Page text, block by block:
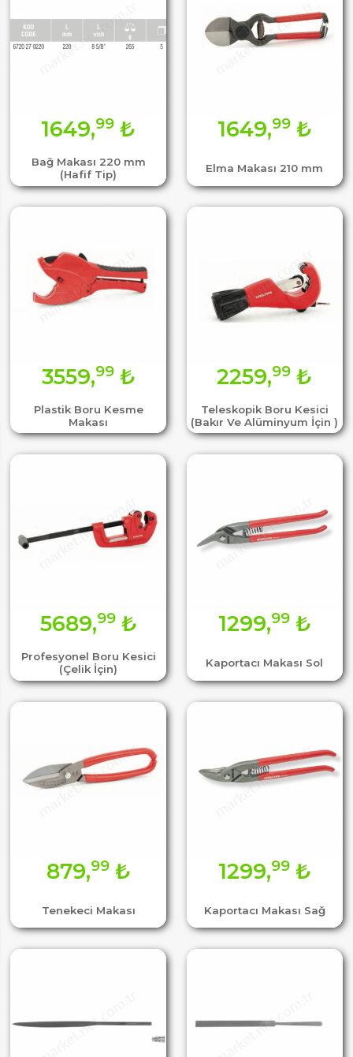
Bağ Makası 220 mm
(Hafif Tip)
1649,99 ₺
Elma Makası 210 mm
1649,99₺
Plastik Boru Kesme
Makası
3559,99₺
Teleskopik Boru Kesici
(Bakır Ve Alüminyum İçin )
2259,99 ₺
Profesyonel Boru Kesici
(Çelik İçin)
5689,99₺
Kaportacı Makası Sol
1299,99₺
Tenekeci Makası
879,99₺
Kaportacı Makası Sağ
1299,99₺